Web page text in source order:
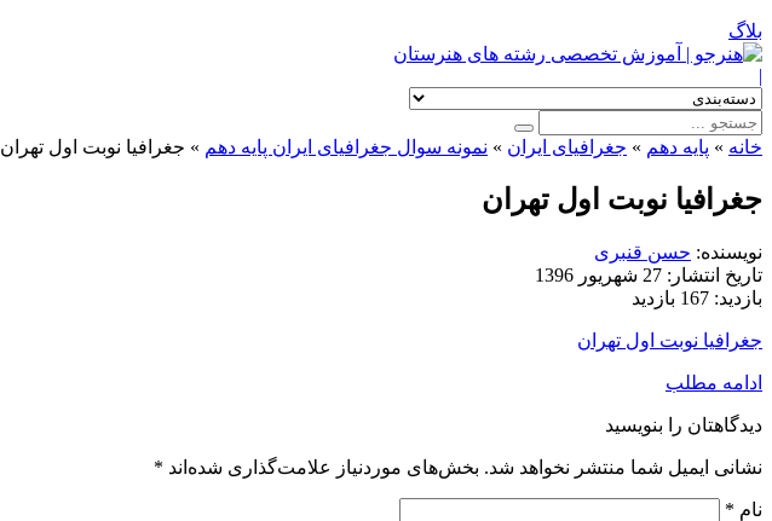
بلاگ
|
خانه » پایه دهم » جغرافیای ایران » نمونه سوال جغرافیای ایران پایه دهم » جغرافیا نوبت اول تهران
جغرافیا نوبت اول تهران
نویسنده: حسن قنبری
تاریخ انتشار: 27 شهریور 1396
بازدید: 167 بازدید
جغرافیا نوبت اول تهران
ادامه مطلب
دیدگاهتان را بنویسید
نشانی ایمیل شما منتشر نخواهد شد. بخش‌های موردنیاز علامت‌گذاری شده‌اند *
نام *